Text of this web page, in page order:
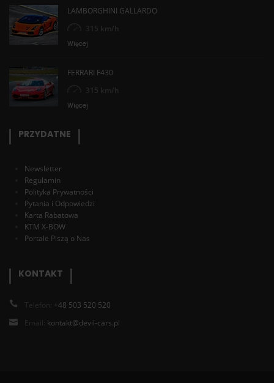
LAMBORGHINI GALLARDO
315 km/h
Więcej
FERRARI F430
315 km/h
Więcej
PRZYDATNE
Newsletter
Regulamin
Polityka Prywatności
Pytania i Odpowiedzi
Karta Rabatowa
KTM X-BOW
Portale Piszą o Nas
KONTAKT
Telefon: +48 503 520 520
Email: kontakt@devil-cars.pl